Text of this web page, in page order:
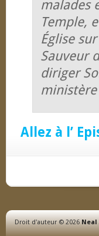
malades
Temple,
Église
Sauveur
diriger
Allez à l’
Droit d'auteur © 2026Neal